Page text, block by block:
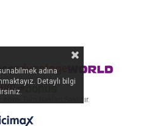
- Tüm Hakları Saklıdır.
adına
Detaylı bilgi